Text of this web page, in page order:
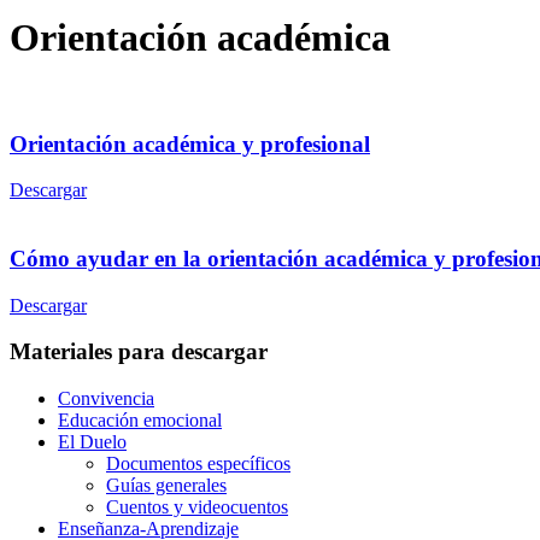
Orientación académica
Orientación académica y profesional
Descargar
Cómo ayudar en la orientación académica y
Descargar
Materiales para descargar
Convivencia
Educación emocional
El Duelo
Documentos específicos
Guías generales
Cuentos y videocuentos
Enseñanza-Aprendizaje